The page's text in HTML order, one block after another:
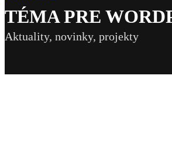
TÉMA PRE
Aktuality, novinky, projekty